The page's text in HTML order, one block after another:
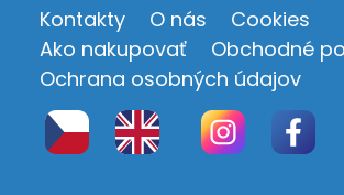
Kontakty
O nás
Cookies
Ako nakupovať
Obchodné
Ochrana osobných údajov